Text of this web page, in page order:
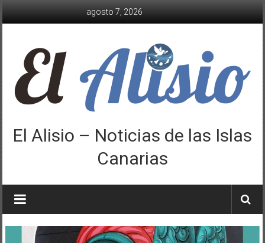
agosto 7, 2026
El Alisio – Noticias de las Islas
Canarias